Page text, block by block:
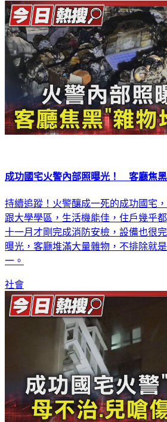
成功國宅火警內部照曝光！ 客廳焦黑
持續追蹤！火警釀成一死的成功國宅
跟大學學區，生活機能佳，住戶幾乎
十一月才剛完成消防安檢，設備也很
曝光，客廳堆滿大量雜物，不排除就
一。
社會